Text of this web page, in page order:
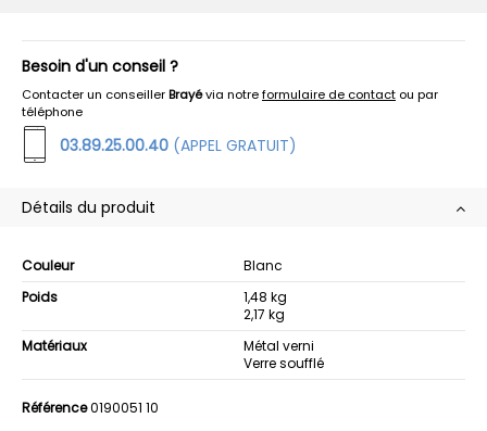
Besoin d'un conseil ?
Contacter un conseillerBrayévia notreformulaire de contact ou par
téléphone
03.89.25.00.40 (APPEL GRATUIT)
Détails du produit
Couleur
Blanc
Poids
1,48 kg
2,17 kg
Matériaux
Métal verni
Verre soufflé
Référence0190051 10